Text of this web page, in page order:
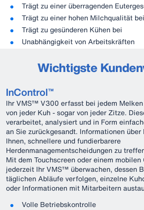
Trägt zu einer überragenden
Trägt zu einer hohen Milchqualität bei
Trägt zu gesünderen Kühen bei
Unabhängigkeit von Arbeitskräften
Wichtigste
InControl™
Ihr VMS™ V300 erfasst bei jedem
von jeder Kuh - sogar von jeder Zitze.
verarbeitet, analysiert und in Form
an Sie zurückgesandt. Informationen
Ihnen, schnellere und fundierbarere
Herdenmanagementscheidungen zu
Mit dem Touchscreen oder einem
jederzeit Ihr VMS™ überwachen, dessen
täglichen Abläufe verfolgen, einzelne
oder Informationen mit Mitarbeitern
Volle Betriebskontrolle